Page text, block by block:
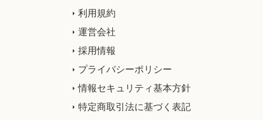
利用規約
運営会社
採用情報
プライバシーポリシー
情報セキュリティ基本方針
特定商取引法に基づく表記